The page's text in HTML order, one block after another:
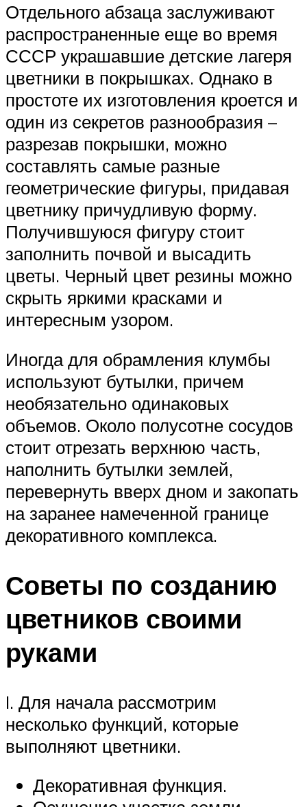
Отдельного абзаца заслуживают
распространенные еще во время
СССР украшавшие детские лагеря
цветники в покрышках. Однако в
простоте их изготовления кроется и
один из секретов разнообразия –
разрезав покрышки, можно
составлять самые разные
геометрические фигуры, придавая
цветнику причудливую форму.
Получившуюся фигуру стоит
заполнить почвой и высадить
цветы. Черный цвет резины можно
скрыть яркими красками и
интересным узором.
Иногда для обрамления клумбы
используют бутылки, причем
необязательно одинаковых
объемов. Около полусотне сосудов
стоит отрезать верхнюю часть,
наполнить бутылки землей,
перевернуть вверх дном и закопать
на заранее намеченной границе
декоративного комплекса.
Советы по созданию
цветников своими
руками
I. Для начала рассмотрим
несколько функций, которые
выполняют цветники.
Декоративная функция.